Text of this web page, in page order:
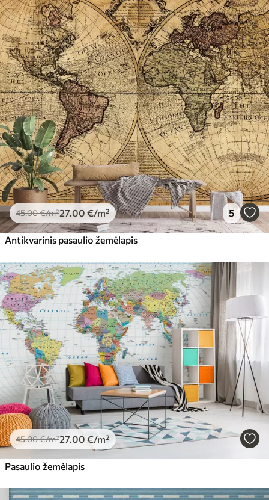
45.00€/m²27.00 €/m² 5
Antikvarinis pasaulio žemėlapis
45.00€/m²27.00 €/m²
Pasaulio žemėlapis